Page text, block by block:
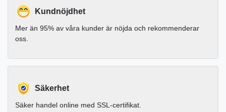
Kundnöjdhet
Mer än 95% av våra kunder är nöjda och rekommenderar
oss.
Säkerhet
Säker handel online med SSL-certifikat.